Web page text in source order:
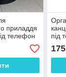
приладдя
телефон
см
під
175